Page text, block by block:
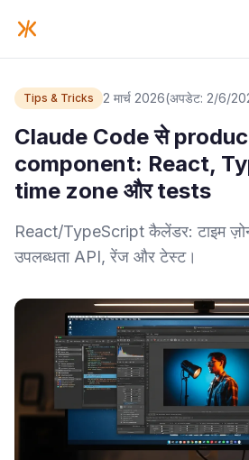
Tips & Tricks 2 मार्च 2026(अपडेट: 2/6/
Claude Code से
component: React,
time zone और tests
React/TypeScript कैलेंडर: टाइम
उपलब्धता API, रेंज और टेस्ट।